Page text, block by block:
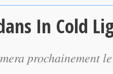
In Cold
prochainement